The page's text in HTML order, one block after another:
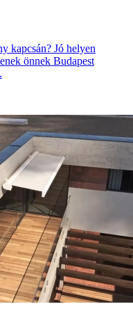
kapcsán? Jó helyen
önnek Budapest